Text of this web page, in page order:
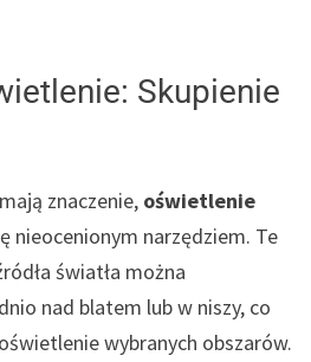
Skupienie
znaczenie, oświetlenie
nieocenionym narzędziem. Te
światła można
nad blatem lub w niszy, co
wybranych obszarów.